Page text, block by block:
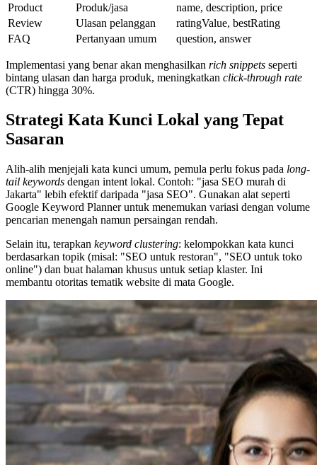
Product
Produk/jasa
name, description, price
Review
Ulasan pelanggan
ratingValue, bestRating
FAQ
Pertanyaan umum question, answer
Implementasi yang benar akan menghasilkan rich snippets seperti
bintang ulasan dan harga produk, meningkatkan click-through rate
(CTR) hingga 30%.
Strategi Kata Kunci Lokal yang Tepat
Sasaran
Alih-alih menjejali kata kunci umum, pemula perlu fokus pada long-
tail keywords dengan intent lokal. Contoh: "jasa SEO murah di
Jakarta" lebih efektif daripada "jasa SEO". Gunakan alat seperti
Google Keyword Planner untuk menemukan variasi dengan volume
pencarian menengah namun persaingan rendah.
Selain itu, terapkan keyword clustering: kelompokkan kata kunci
berdasarkan topik (misal: "SEO untuk restoran", "SEO untuk toko
online") dan buat halaman khusus untuk setiap klaster. Ini
membantu otoritas tematik website di mata Google.